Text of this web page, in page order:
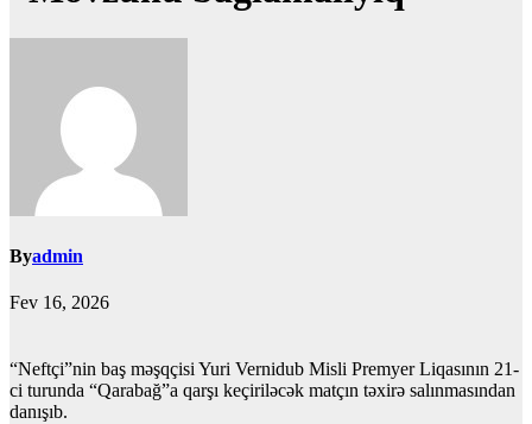
Byadmin
Fev 16, 2026
“Neftçi”nin baş məşqçisi Yuri Vernidub Misli Premyer Liqasının 21-
ci turunda “Qarabağ”a qarşı keçiriləcək matçın təxirə salınmasından
danışıb.